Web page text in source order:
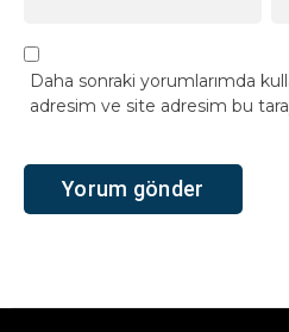
Daha sonraki yorumlarımda
adresim ve site adresim bu